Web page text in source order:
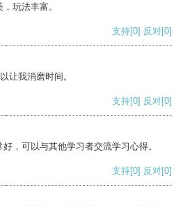
玩法丰富。
支持[0] 反对[0]
让我消磨时间。
支持[0] 反对[0]
，可以与其他学习者交流学习心得。
支持[0] 反对[0]